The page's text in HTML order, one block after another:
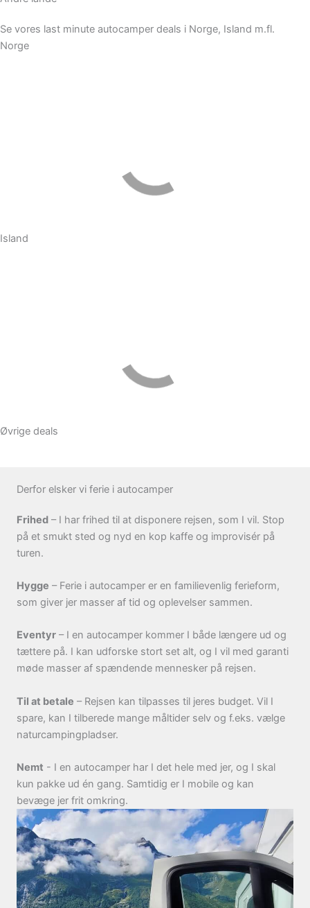
Se vores last minute autocamper deals i Norge, Island m.fl.
Norge
Island
Øvrige deals
Derfor elsker vi ferie i autocamper
Frihed – I har frihed til at disponere rejsen, som I vil. Stop
på et smukt sted og nyd en kop kaffe og improvisér på
turen.
Hygge – Ferie i autocamper er en familievenlig ferieform,
som giver jer masser af tid og oplevelser sammen.
Eventyr – I en autocamper kommer I både længere ud og
tættere på. I kan udforske stort set alt, og I vil med garanti
møde masser af spændende mennesker på rejsen.
Til at betale – Rejsen kan tilpasses til jeres budget. Vil I
spare, kan I tilberede mange måltider selv og f.eks. vælge
naturcampingpladser.
Nemt - I en autocamper har I det hele med jer, og I skal
kun pakke ud én gang. Samtidig er I mobile og kan
bevæge jer frit omkring.